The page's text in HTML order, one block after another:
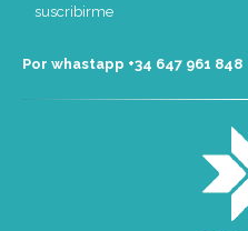
Por whastapp +34 ‭647 961 848‬